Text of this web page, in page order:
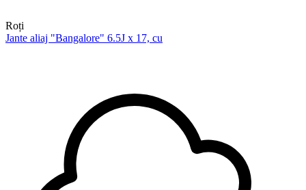
Roți
Jante aliaj "Bangalore" 6.5J x 17, cu